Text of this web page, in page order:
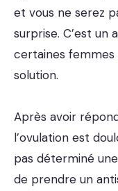
et vous ne serez
surprise. C’est un
certaines
solution.
Après avoir
l’ovulation est
pas déterminé
de prendre un